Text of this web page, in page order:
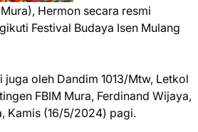
Hermon secara resmi
Festival Budaya Isen Mulang
oleh Dandim 1013/Mtw, Letkol
FBIM Mura, Ferdinand Wijaya,
Kamis (16/5/2024) pagi.